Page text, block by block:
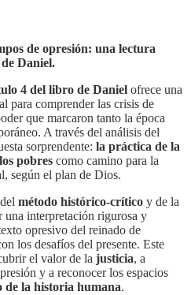
de opresión: una lectura
Daniel.
4 del libro de Daniel ofrece una
para comprender las crisis de
que marcaron tanto la época
A través del análisis del
sorprendente: la práctica de la
pobres como camino para la
según el plan de Dios.
método histórico-crítico y de la
una interpretación rigurosa y
opresivo del reinado de
los desafíos del presente. Este
el valor de la justicia, a
y a reconocer los espacios
de la historia humana.